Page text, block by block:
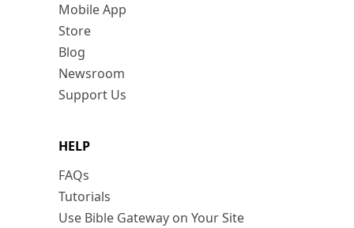
Mobile App
Store
Blog
Newsroom
Support Us
HELP
FAQs
Tutorials
Use Bible Gateway on Your Site